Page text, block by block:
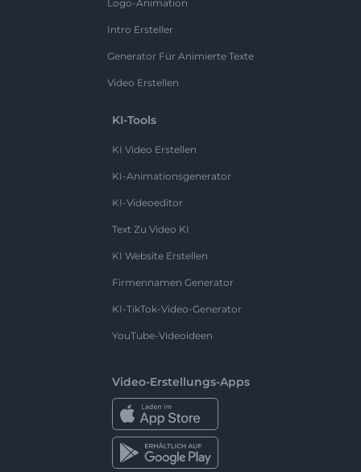
Logo-Animation
Intro Ersteller
Generator Für Animierte Texte
Video Erstellen
KI-Tools
KI Video Erstellen
KI-Animationsgenerator
KI-Videoeditor
Text Zu Video KI
KI Website Erstellen
Firmennamen Generator
KI-TikTok-Video-Generator
YouTube-Videoideen
Video-Erstellungs-Apps